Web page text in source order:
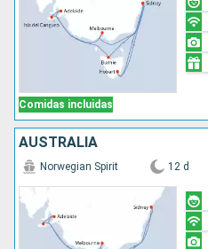
Comidas incluidas
AUSTRALIA
Norwegian Spirit 12 d